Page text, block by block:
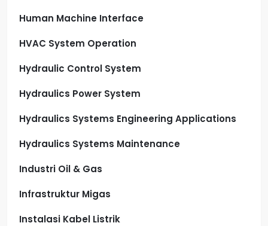
Human Machine Interface
HVAC System Operation
Hydraulic Control System
Hydraulics Power System
Hydraulics Systems Engineering Applications
Hydraulics Systems Maintenance
Industri Oil & Gas
Infrastruktur Migas
Instalasi Kabel Listrik